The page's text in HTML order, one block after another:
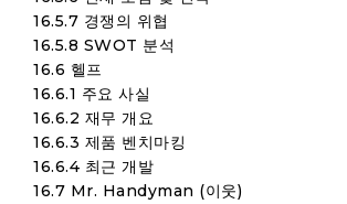
16.5.7 경쟁의 위협
16.5.8 SWOT 분석
16.6 헬프
16.6.1 주요 사실
16.6.2 재무 개요
16.6.3 제품 벤치마킹
16.6.4 최근 개발
16.7 Mr. Handyman (이웃)